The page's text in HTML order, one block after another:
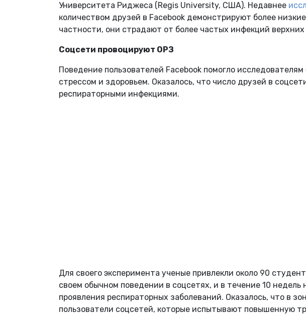
Университета Риджеса (Regis University, США). Недавнее
количеством друзей в Facebook демонстрируют более
частности, они страдают от более частых инфекций
Соцсети провоцируют ОРЗ
Поведение пользователей Facebook помогло
стрессом и здоровьем. Оказалось, что число друзей в
респираторными инфекциями.
Для своего эксперимента ученые привлекли около 90
своем обычном поведении в соцсетях, и в течение 10
проявления респираторных заболеваний. Оказалось, что в
пользователи соцсетей, которые испытывают повышенную